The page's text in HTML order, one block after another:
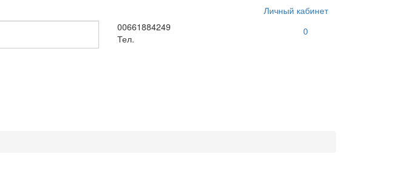
Личный кабинет
00661884249
Тел.
0